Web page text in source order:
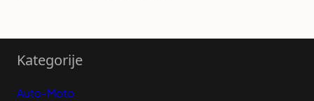
Kategorije
Auto-Moto